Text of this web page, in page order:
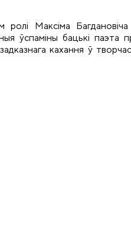
ролі Максіма
ўспаміны бацькі паэта
кахання ў